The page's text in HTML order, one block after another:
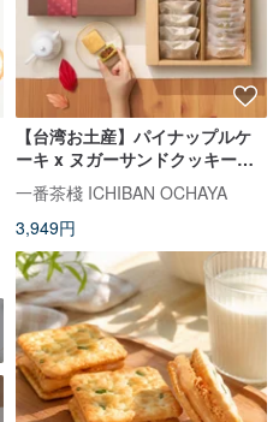
【台湾お土産】パイナップルケ
ーキ x ヌガーサンドクッキー
【お歳暮】
一番茶棧 ICHIBAN OCHAYA
3,949円